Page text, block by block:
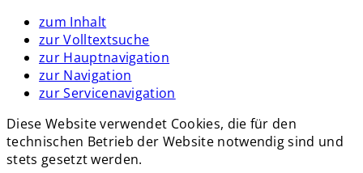
zum Inhalt
zur Volltextsuche
zur Hauptnavigation
zur Navigation
zur Servicenavigation
Diese Website verwendet Cookies, die für den
technischen Betrieb der Website notwendig sind und
stets gesetzt werden.